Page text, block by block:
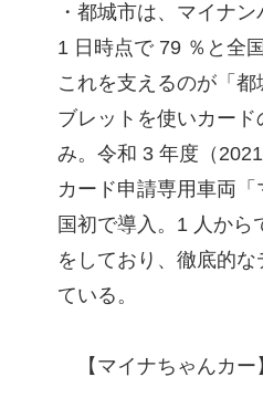
・都城市は、マイナ
1 日時点で 79 ％と全
これを支えるのが「
ブレットを使いカー
み。令和 3 年度（
カード申請専用車両
国初で導入。1 人から
をしており、徹底的
ている。
【マイナちゃんカー